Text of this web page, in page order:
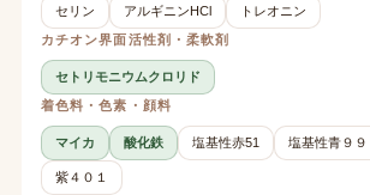
セリン アルギニンHCl
トレオニン
カチオン界面活性剤・柔軟剤
セトリモニウムクロリド
着色料・色素・顔料
マイカ 酸化鉄 塩基性赤51 塩基性青９９
紫４０１